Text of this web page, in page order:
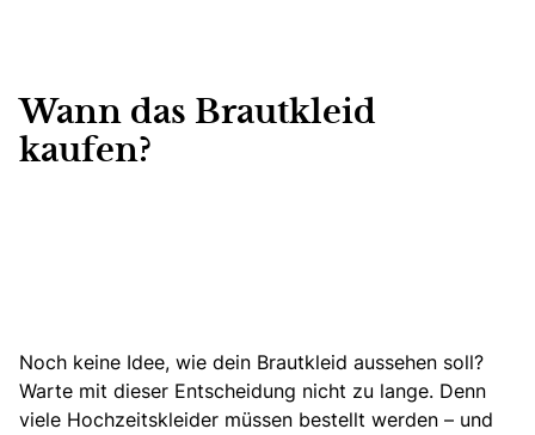
Wann das Brautkleid
kaufen?
Noch keine Idee, wie dein Brautkleid aussehen soll?
Warte mit dieser Entscheidung nicht zu lange. Denn
viele Hochzeitskleider müssen bestellt werden – und